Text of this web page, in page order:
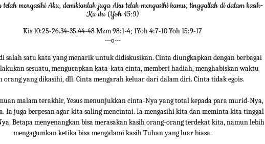
telah mengasihi Aku, demikianlah juga Aku telah mengasihi kamu; tinggallah di dalam kasih-
Ku itu (Yoh 15:9)
Kis 10:25-26.34-35.44-48 Mzm 98:1-4; 1Yoh 4:7-10 Yoh 15:9-17
---o---
salah satu kata yang menarik untuk didiskusikan. Cinta diungkapkan dengan berbagai
sesuatu, mengucapkan kata-kata cinta, memberi hadiah, menghabiskan waktu
orang yang dikasihi, dll. Cinta mengarah keluar dari dalam diri. Cinta tidak egois.
malam terakhir, Yesus menunjukkan cinta-Nya yang total kepada para murid-Nya,
Ia juga berpesan agar kita saling mencintai. Ia mengasihi kita dan meminta kita tinggal
Betapa menyenangkan bisa merasakan kasih orang-orang terdekat kita, namun lebih
mengagumkan ketika bisa mengalami kasih Tuhan yang luar biasa.